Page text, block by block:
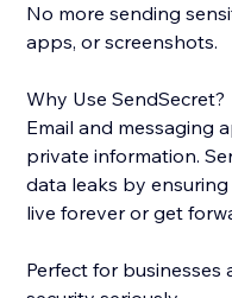
No more sending
apps, or screenshots.
Why Use SendSecret?
Email and messaging
private information.
data leaks by
live forever or get
Perfect for businesses